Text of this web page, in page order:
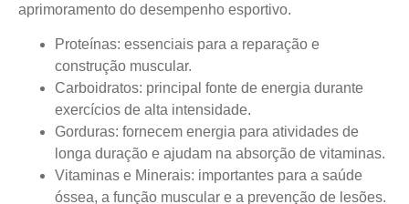
aprimoramento do desempenho esportivo.
Proteínas: essenciais para a reparação e
construção muscular.
Carboidratos: principal fonte de energia durante
exercícios de alta intensidade.
Gorduras: fornecem energia para atividades de
longa duração e ajudam na absorção de vitaminas.
Vitaminas e Minerais: importantes para a saúde
óssea, a função muscular e a prevenção de lesões.